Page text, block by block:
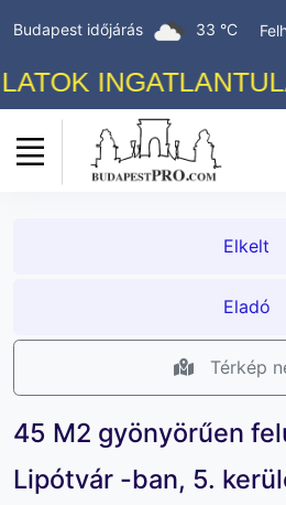
Budapest időjárás 33 °C
Elkelt
Eladó
Térkép
45 M2 gyönyörűen
Lipótvár -ban, 5.